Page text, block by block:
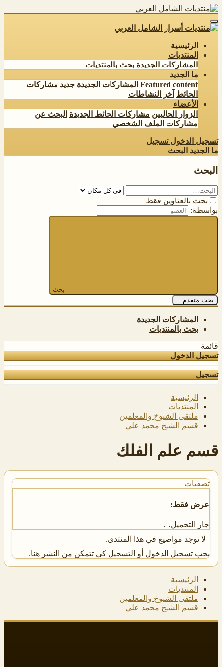
الرئيسية
المنتديات
المشاركات الجديدة بحث بالمنتديات
ما الجديد
Featured content المشاركات الجديدة جديد مشاركات
الحائط آخر النشاطات
الأعضاء
الزوار الحاليين مشاركات الحائط الجديدة البحث عن
مشاركات الملف الشخصي
تسجيل الدخول تسجيل
ما الجديد البحث
البحث
بحث بالعناوين فقط
بواسطة:
بحث
بحث متقدم…
المشاركات الجديدة
بحث بالمنتديات
قائمة
تسجيل الدخول
تسجيل
الرئيسية
المنتديات
ملتقى الشيوخ والمعلمين
قسم الشيخ محمد علي
قسم علم الفلك
تصفيات
عرض فقط:
جار التحميل…
لا توجد مواضيع في هذا المنتدى.
يجب تسجيل الدخول أو التسجيل كي تتمكن من النشر هنا.
الرئيسية
المنتديات
ملتقى الشيوخ والمعلمين
قسم الشيخ محمد علي